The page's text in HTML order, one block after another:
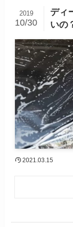
ディ
いの
2019
10/30
2021.03.15